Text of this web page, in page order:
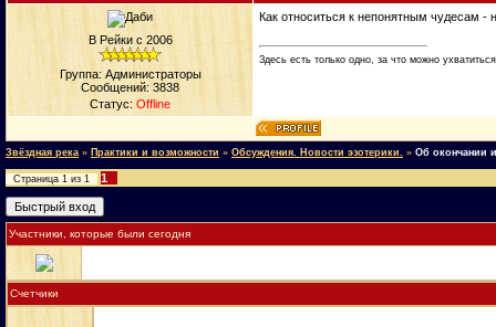
В Рейки с 2006
Группа: Администраторы
Сообщений: 3838
Статус: Offline
Как относиться к непонятным чудесам -
Здесь есть только одно, за что можно
Звёздная река » Практики и возможности » Обсуждения. Новости эзотерики. » Об окончании
Страница 1 из 1 1
Участники, которые были сегодня
Счетчики